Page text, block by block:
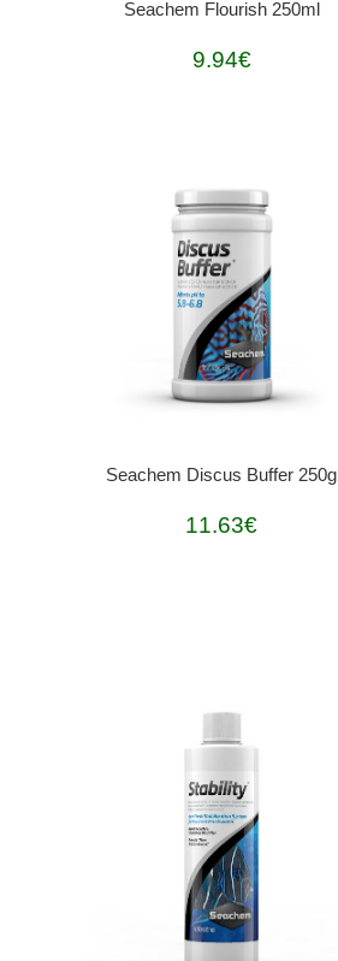
Seachem Flourish 250ml
9.94€
Seachem Discus Buffer 250g
11.63€